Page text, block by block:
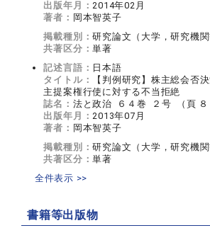
出版年月：2014年02月
著者： 岡本智英子
掲載種別：研究論文（大学，研究機関
共著区分：単著
記述言語： 日本語
タイトル：
【判例研究】株主総会否
主提案権行使に対する不当拒絶
誌名： 法と政治 ６４巻 ２号 （頁 ８
出版年月：2013年07月
著者： 岡本智英子
掲載種別：研究論文（大学，研究機関
共著区分：単著
全件表示 >>
書籍等出版物